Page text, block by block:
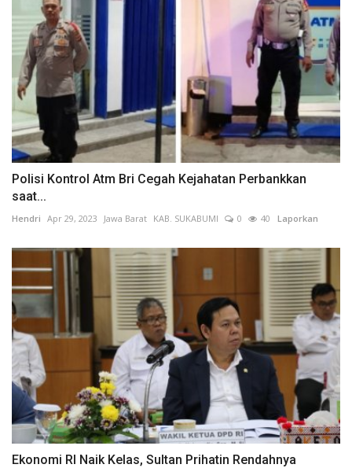
Polisi Kontrol Atm Bri Cegah Kejahatan Perbankkan
saat...
Hendri Apr 29, 2023 Jawa Barat KAB. SUKABUMI 0 40 Laporkan
Ekonomi RI Naik Kelas, Sultan Prihatin Rendahnya